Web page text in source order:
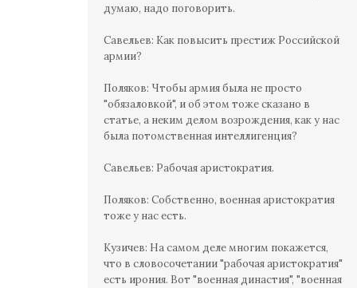
думаю, надо поговорить.
Савельев: Как повысить престиж Российской
армии?
Поляков: Чтобы армия была не просто
"обязаловкой", и об этом тоже сказано в
статье, а неким делом возрождения, как у нас
была потомственная интеллигенция?
Савельев: Рабочая аристократия.
Поляков: Собственно, военная аристократия
тоже у нас есть.
Кузичев: На самом деле многим покажется,
что в словосочетании "рабочая аристократия"
есть ирония. Вот "военная династия", "военная